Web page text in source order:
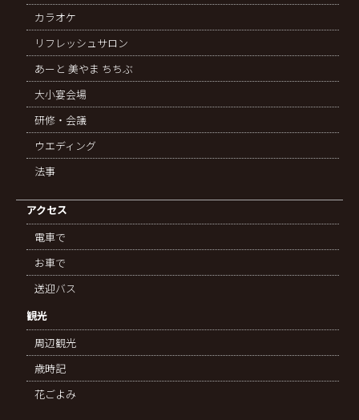
カラオケ
リフレッシュサロン
あーと 美やま ちちぶ
大小宴会場
研修・会議
ウエディング
法事
アクセス
電車で
お車で
送迎バス
観光
周辺観光
歳時記
花ごよみ